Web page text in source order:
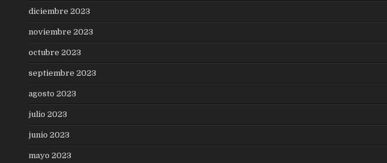
diciembre 2023
noviembre 2023
octubre 2023
septiembre 2023
agosto 2023
julio 2023
junio 2023
mayo 2023